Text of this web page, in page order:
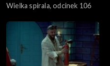
Wielka spirala, odcinek 106